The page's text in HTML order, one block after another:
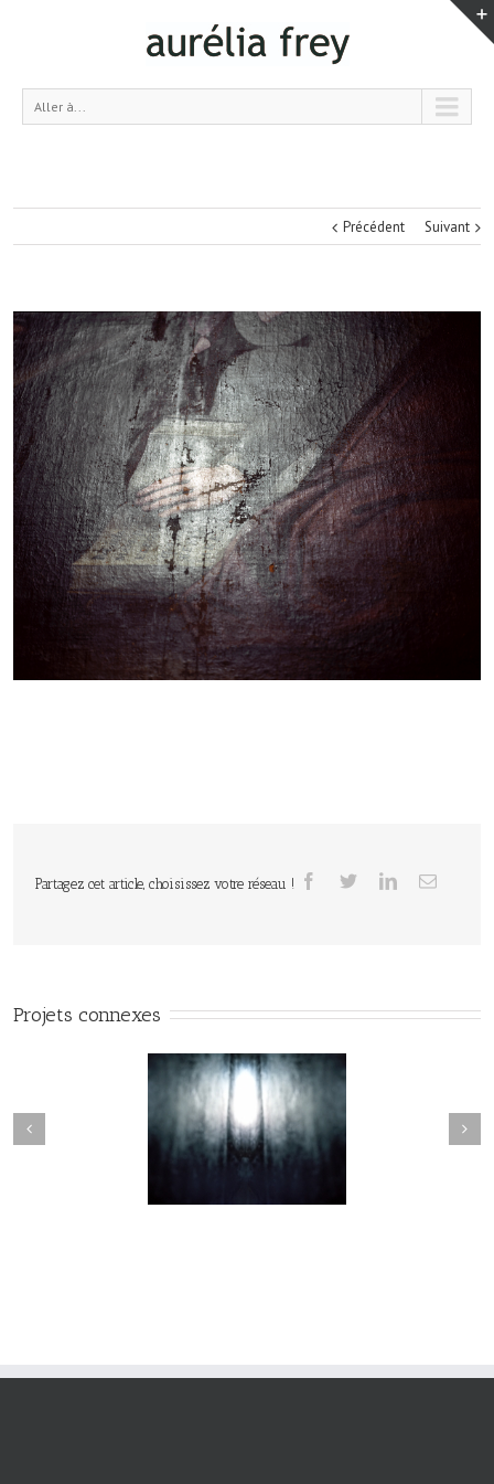
Aller à...
Précédent Suivant
Partagez cet article, choisissez votre réseau !
Projets connexes